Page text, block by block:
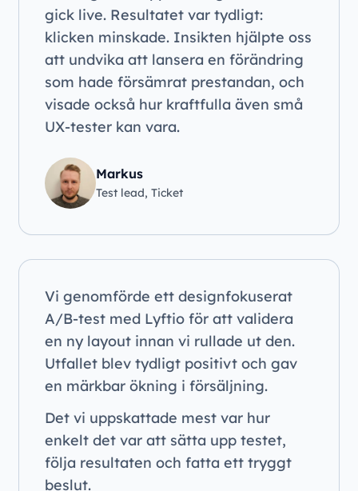
gick live. Resultatet var tydligt:
klicken minskade. Insikten hjälpte oss
att undvika att lansera en förändring
som hade försämrat prestandan, och
visade också hur kraftfulla även små
UX-tester kan vara.
Markus
Test lead, Ticket
Vi genomförde ett designfokuserat
A/B-test med Lyftio för att validera
en ny layout innan vi rullade ut den.
Utfallet blev tydligt positivt och gav
en märkbar ökning i försäljning.
Det vi uppskattade mest var hur
enkelt det var att sätta upp testet,
följa resultaten och fatta ett tryggt
beslut.